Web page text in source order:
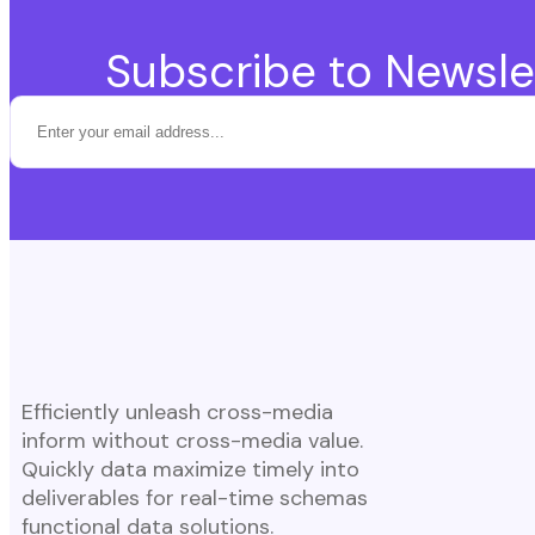
Subscribe to
Efficiently unleash cross-media
inform without cross-media value.
Quickly data maximize timely into
deliverables for real-time schemas
functional data solutions.